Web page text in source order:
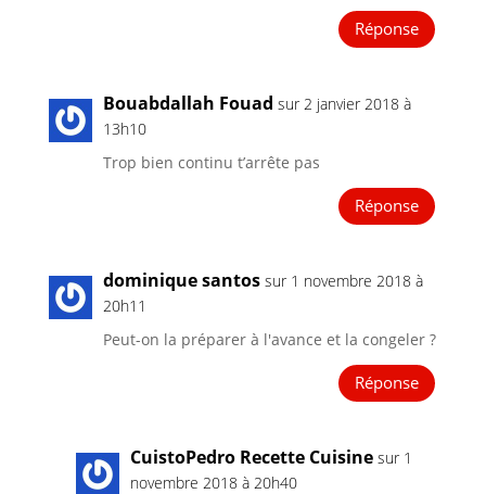
Réponse
Bouabdallah Fouad sur 2 janvier 2018 à
13h10
Trop bien continu t’arrête pas
Réponse
dominique santos sur 1 novembre 2018 à
20h11
Peut-on la préparer à l'avance et la congeler ?
Réponse
CuistoPedro Recette Cuisine sur 1
novembre 2018 à 20h40